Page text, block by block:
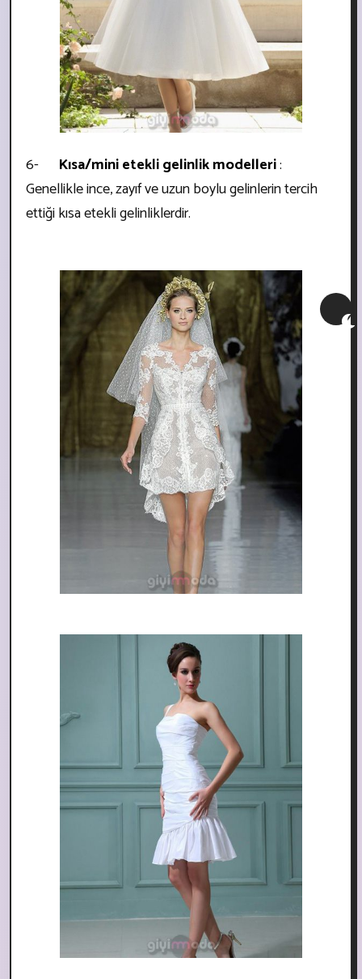
6- Kısa/mini etekli gelinlik modelleri:
Genellikle ince, zayıf ve uzun boylu gelinlerin tercih
ettiği kısa etekli gelinliklerdir.